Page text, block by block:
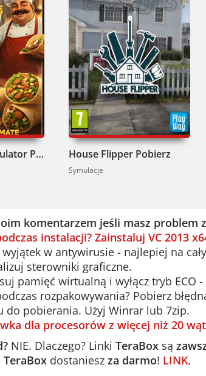
Wrap House Simulator Pobierz House Flipper Pobierz
Symulacje
komentarzem jeśli masz problem
instalacji? Zainstaluj VC 2013
w antywirusie - najlepiej na
sterowniki graficzne.
pamięć wirtualną i wyłącz tryb ECO -
rozpakowywania? Pobierz
do pobierania. Użyj Winrar lub 7zip.
dla procesorów z więcej niż 20
NIE. Dlaczego? Linki TeraBox są
dostaniesz za darmo! LINK.